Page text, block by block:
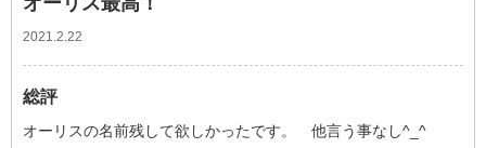
2021.2.22
総評
オーリスの名前残して欲しかったです。 他言う事なし^_^